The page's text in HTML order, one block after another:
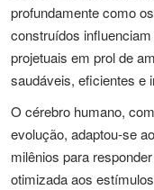
profundamente como
construídos
projetuais em prol de
saudáveis, eficientes e
O cérebro humano,
evolução, adaptou-se
milênios para
otimizada aos